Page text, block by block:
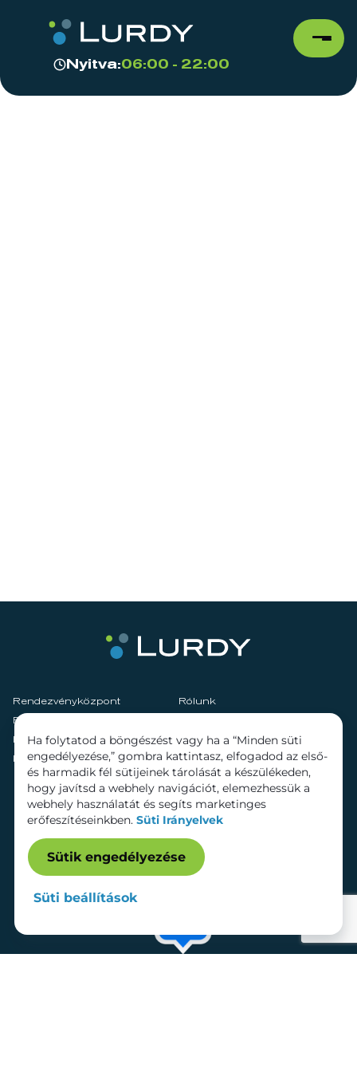
Nyitva:06:00 - 22:00
Rendezvényközpont
Rólunk
Fenntarthatóság
Hírek
Szolgáltatások
Kapcsolat
Bérelhető területek
Ha folytatod a böngészést vagy ha a “Minden süti
engedélyezése,” gombra kattintasz, elfogadod az első-
és harmadik fél sütijeinek tárolását a készülékeden,
hogy javítsd a webhely navigációt, elemezhessük a
webhely használatát és segíts marketinges
erőfeszítéseinkben. Süti Irányelvek
Sütik engedélyezése
Süti beállítások